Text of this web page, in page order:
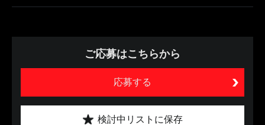
ご応募はこちらから
応募する
検討中リストに保存